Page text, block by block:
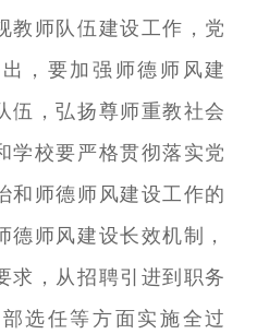
教师队伍建设工作，党
，要加强师德师风建
伍，弘扬尊师重教社会
学校要严格贯彻落实党
和师德师风建设工作的
德师风建设长效机制，
求，从招聘引进到职务
选任等方面实施全过